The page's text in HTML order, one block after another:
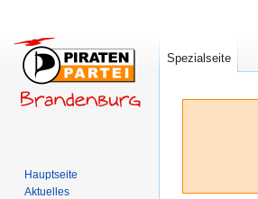
Spezialseite
Hauptseite
Aktuelles